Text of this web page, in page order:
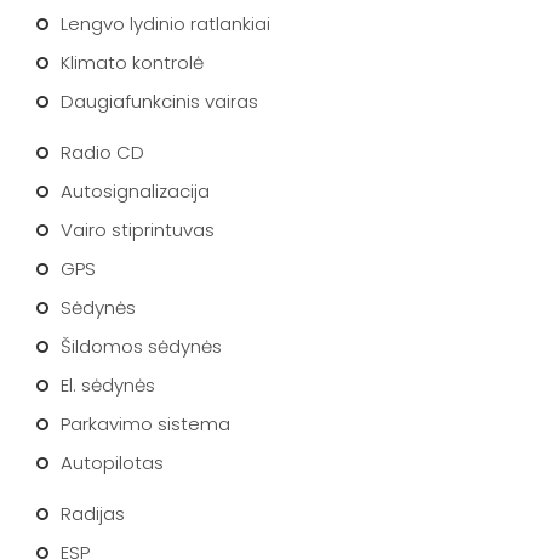
Lengvo lydinio ratlankiai
Klimato kontrolė
Daugiafunkcinis vairas
Radio CD
Autosignalizacija
Vairo stiprintuvas
GPS
Sėdynės
Šildomos sėdynės
El. sėdynės
Parkavimo sistema
Autopilotas
Radijas
ESP